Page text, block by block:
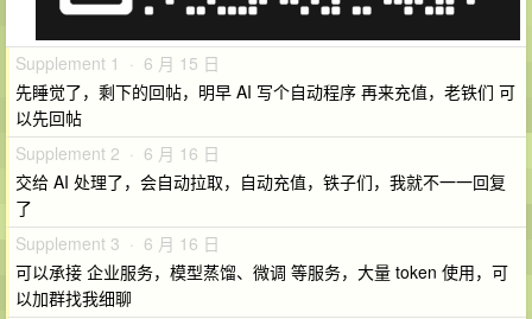
Supplement 1 · 6 月 15 日
先睡觉了，剩下的回帖，明早 AI 写个自动程序 再来充值，老铁们 可
以先回帖
Supplement 2 · 6 月 16 日
交给 AI 处理了，会自动拉取，自动充值，铁子们，我就不一一回复
了
Supplement 3 · 6 月 16 日
可以承接 企业服务，模型蒸馏、微调 等服务，大量 token 使用，可
以加群找我细聊